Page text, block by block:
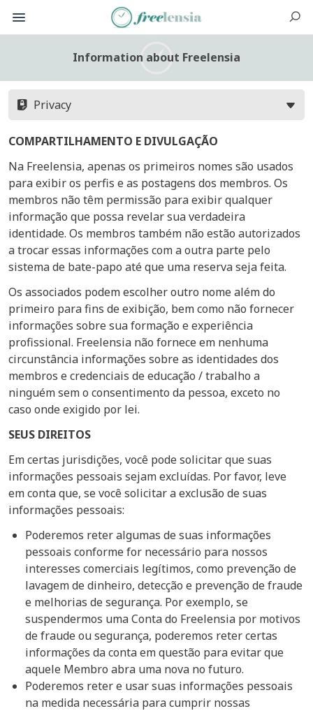
Information about Freelensia
Privacy
COMPARTILHAMENTO E DIVULGAÇÃO
Na Freelensia, apenas os primeiros nomes são usados ​​
para exibir os perfis e as postagens dos membros. Os
membros não têm permissão para exibir qualquer
informação que possa revelar sua verdadeira
identidade. Os membros também não estão autorizados
a trocar essas informações com a outra parte pelo
sistema de bate-papo até que uma reserva seja feita.
Os associados podem escolher outro nome além do
primeiro para fins de exibição, bem como não fornecer
informações sobre sua formação e experiência
profissional. Freelensia não fornece em nenhuma
circunstância informações sobre as identidades dos
membros e credenciais de educação / trabalho a
ninguém sem o consentimento da pessoa, exceto no
caso onde exigido por lei.
SEUS DIREITOS
Em certas jurisdições, você pode solicitar que suas
informações pessoais sejam excluídas. Por favor, leve
em conta que, se você solicitar a exclusão de suas
informações pessoais:
Poderemos reter algumas de suas informações
pessoais conforme for necessário para nossos
interesses comerciais legítimos, como prevenção de
lavagem de dinheiro, detecção e prevenção de fraude
e melhorias de segurança. Por exemplo, se
suspendermos uma Conta do Freelensia por motivos
de fraude ou segurança, poderemos reter certas
informações da conta em questão para evitar que
aquele Membro abra uma nova no futuro.
Poderemos reter e usar suas informações pessoais
na medida necessária para cumprir nossas